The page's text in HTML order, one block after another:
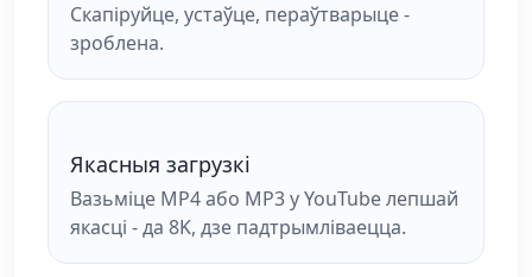
Скапіруйце, устаўце, пераўтварыце -
зроблена.
Якасныя загрузкі
Вазьміце MP4 або MP3 у YouTube лепшай
якасці - да 8K, дзе падтрымліваецца.